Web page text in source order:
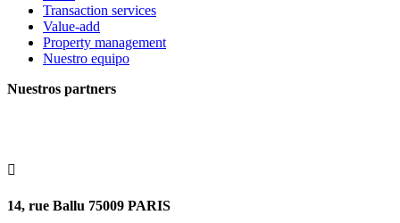
Transaction services
Value-add
Property management
Nuestro equipo
Nuestros partners

14, rue Ballu 75009 PARIS